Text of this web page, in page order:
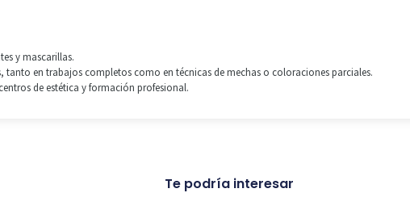
y mascarillas.
tanto en trabajos completos como en técnicas de mechas o coloraciones parciales.
de estética y formación profesional.
Te podría interesar